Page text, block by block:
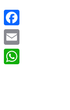
Facebook
Email